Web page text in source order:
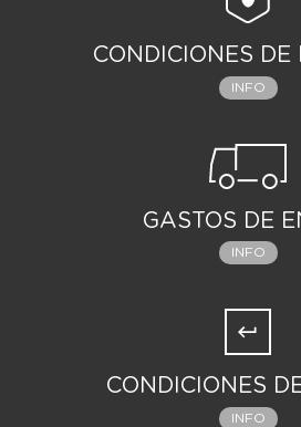
CONDICIONES DE
INFO
GASTOS DE
INFO
CONDICIONES
INFO